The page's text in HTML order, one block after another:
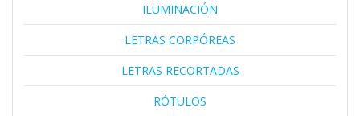
ILUMINACIÓN
LETRAS CORPÓREAS
LETRAS RECORTADAS
RÓTULOS